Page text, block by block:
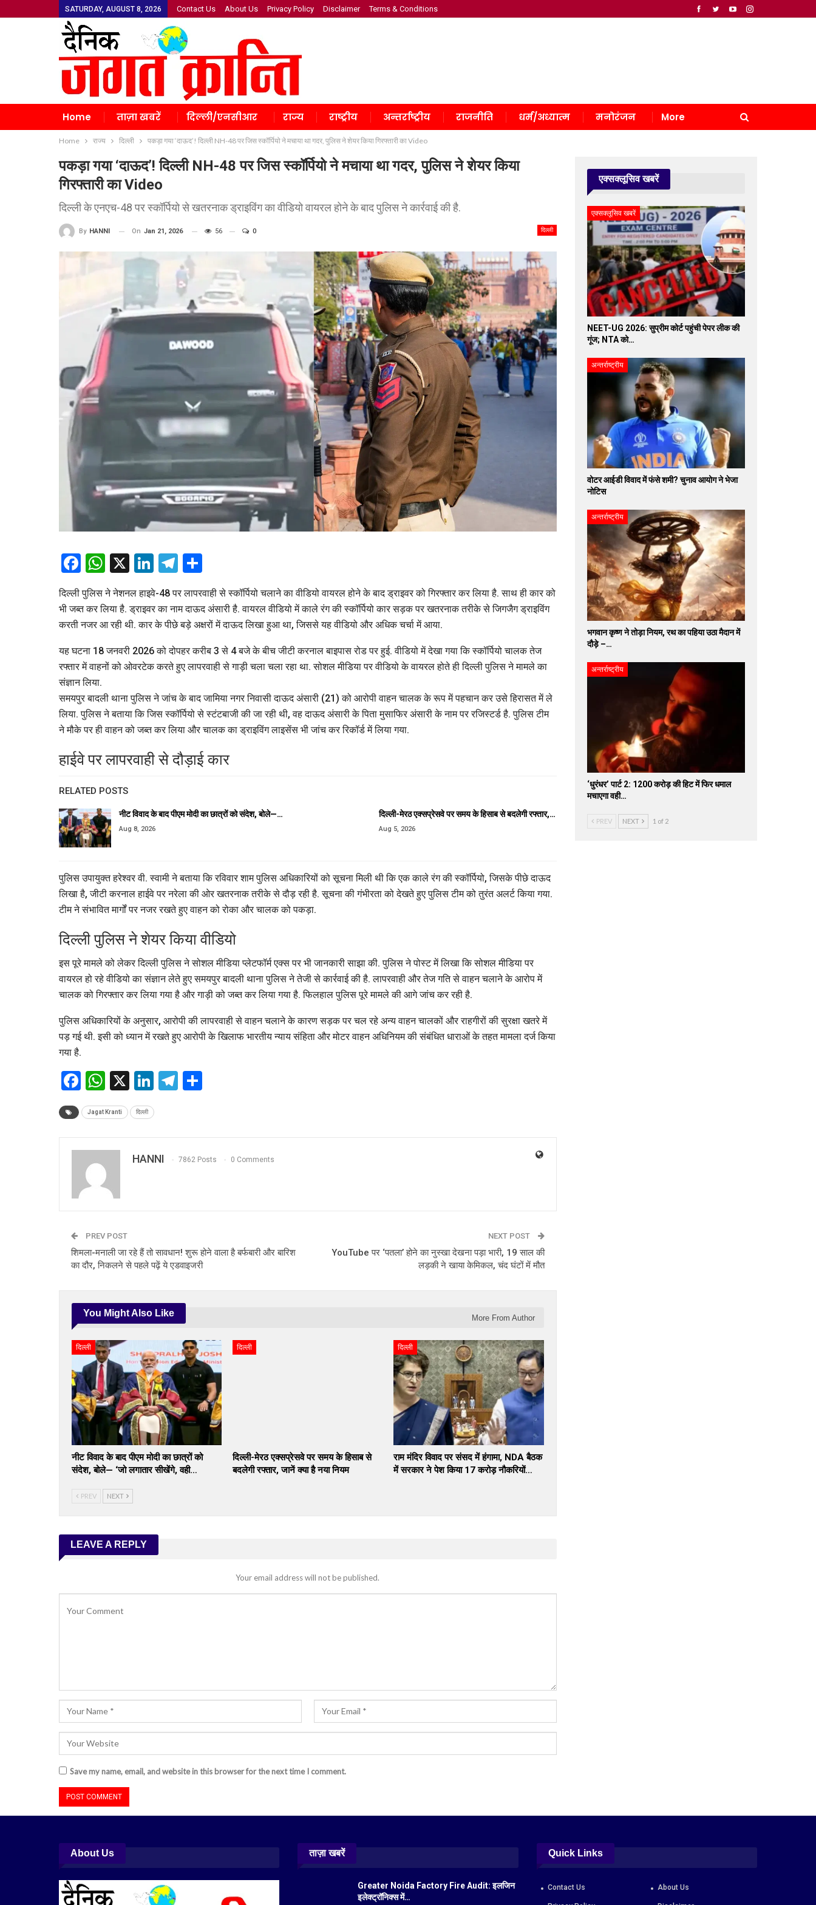
SATURDAY, AUGUST 8, 2026 Contact Us About Us Privacy Policy Disclaimer Terms & Conditions
Home ताज़ा खबरें दिल्ली/एनसीआर राज्य राष्ट्रीय अन्तर्राष्ट्रीय राजनीति धर्म/अध्यात्म मनोरंजन More
Home राज्य दिल्ली पकड़ा गया ‘दाऊद’! दिल्ली NH-48 पर जिस स्कॉर्पियो ने मचाया था गदर, पुलिस ने शेयर किया गिरफ्तारी का Video
पकड़ा गया ‘दाऊद’! दिल्ली NH-48 पर जिस स्कॉर्पियो ने मचाया था गदर, पुलिस ने शेयर किया
गिरफ्तारी का Video
दिल्ली के एनएच-48 पर स्कॉर्पियो से खतरनाक ड्राइविंग का वीडियो वायरल होने के बाद पुलिस ने कार्रवाई की है.
दिल्ली
By HANNI On Jan 21, 2026 56 0
Facebook
WhatsApp
X LinkedIn
Telegram
दिल्ली पुलिस ने नेशनल हाइवे-48 पर लापरवाही से स्कॉर्पियो चलाने का वीडियो वायरल होने के बाद ड्राइवर को गिरफ्तार कर लिया है. साथ ही कार को
भी जब्त कर लिया है. ड्राइवर का नाम दाऊद अंसारी है. वायरल वीडियो में काले रंग की स्कॉर्पियो कार सड़क पर खतरनाक तरीके से जिगजैग ड्राइविंग
करती नजर आ रही थी. कार के पीछे बड़े अक्षरों में दाऊद लिखा हुआ था, जिससे यह वीडियो और अधिक चर्चा में आया.
यह घटना 18 जनवरी 2026 को दोपहर करीब 3 से 4 बजे के बीच जीटी करनाल बाइपास रोड पर हुई. वीडियो में देखा गया कि स्कॉर्पियो चालक तेज
रफ्तार में वाहनों को ओवरटेक करते हुए लापरवाही से गाड़ी चला चला रहा था. सोशल मीडिया पर वीडियो के वायरल होते ही दिल्ली पुलिस ने मामले का
संज्ञान लिया.
समयपुर बादली थाना पुलिस ने जांच के बाद जामिया नगर निवासी दाऊद अंसारी (21) को आरोपी वाहन चालक के रूप में पहचान कर उसे हिरासत में ले
लिया. पुलिस ने बताया कि जिस स्कॉर्पियो से स्टंटबाजी की जा रही थी, वह दाऊद अंसारी के पिता मुसाफिर अंसारी के नाम पर रजिस्टर्ड है. पुलिस टीम
ने मौके पर ही वाहन को जब्त कर लिया और चालक का ड्राइविंग लाइसेंस भी जांच कर रिकॉर्ड में लिया गया.
हाईवे पर लापरवाही से दौड़ाई कार
RELATED POSTS
नीट विवाद के बाद पीएम मोदी का छात्रों को संदेश, बोले—…
Aug 8, 2026
दिल्ली-मेरठ एक्सप्रेसवे पर समय के हिसाब से बदलेगी रफ्तार,…
Aug 5, 2026
पुलिस उपायुक्त हरेश्वर वी. स्वामी ने बताया कि रविवार शाम पुलिस अधिकारियों को सूचना मिली थी कि एक काले रंग की स्कॉर्पियो, जिसके पीछे दाऊद
लिखा है, जीटी करनाल हाईवे पर नरेला की ओर खतरनाक तरीके से दौड़ रही है. सूचना की गंभीरता को देखते हुए पुलिस टीम को तुरंत अलर्ट किया गया.
टीम ने संभावित मार्गों पर नजर रखते हुए वाहन को रोका और चालक को पकड़ा.
दिल्ली पुलिस ने शेयर किया वीडियो
इस पूरे मामले को लेकर दिल्ली पुलिस ने सोशल मीडिया प्लेटफॉर्म एक्स पर भी जानकारी साझा की. पुलिस ने पोस्ट में लिखा कि सोशल मीडिया पर
वायरल हो रहे वीडियो का संज्ञान लेते हुए समयपुर बादली थाना पुलिस ने तेजी से कार्रवाई की है. लापरवाही और तेज गति से वाहन चलाने के आरोप में
चालक को गिरफ्तार कर लिया गया है और गाड़ी को जब्त कर लिया गया है. फिलहाल पुलिस पूरे मामले की आगे जांच कर रही है.
पुलिस अधिकारियों के अनुसार, आरोपी की लापरवाही से वाहन चलाने के कारण सड़क पर चल रहे अन्य वाहन चालकों और राहगीरों की सुरक्षा खतरे में
पड़ गई थी. इसी को ध्यान में रखते हुए आरोपी के खिलाफ भारतीय न्याय संहिता और मोटर वाहन अधिनियम की संबंधित धाराओं के तहत मामला दर्ज किया
गया है.
Facebook
WhatsApp
X LinkedIn
Telegram
Jagat Kranti दिल्ली
HANNI 7862 Posts 0 Comments
PREV POST
शिमला-मनाली जा रहे हैं तो सावधान! शुरू होने वाला है बर्फबारी और बारिश
का दौर, निकलने से पहले पढ़ें ये एडवाइजरी
NEXT POST
YouTube पर ‘पतला’ होने का नुस्खा देखना पड़ा भारी, 19 साल की
लड़की ने खाया केमिकल, चंद घंटों में मौत
You Might Also Like More From Author
दिल्ली
नीट विवाद के बाद पीएम मोदी का छात्रों को
संदेश, बोले— ‘जो लगातार सीखेंगे, वही…
दिल्ली
दिल्ली-मेरठ एक्सप्रेसवे पर समय के हिसाब से
बदलेगी रफ्तार, जानें क्या है नया नियम
दिल्ली
राम मंदिर विवाद पर संसद में हंगामा, NDA बैठक
में सरकार ने पेश किया 17 करोड़ नौकरियों…
PREV NEXT
LEAVE A REPLY
Your email address will not be published.
Save my name, email, and website in this browser for the next time I comment.
एक्सक्लूसिव खबरें
एक्सक्लूसिव खबरें
NEET-UG 2026: सुप्रीम कोर्ट पहुंची पेपर लीक की
गूंज; NTA को…
अन्तर्राष्ट्रीय
वोटर आईडी विवाद में फंसे शमी? चुनाव आयोग ने भेजा
नोटिस
अन्तर्राष्ट्रीय
भगवान कृष्ण ने तोड़ा नियम, रथ का पहिया उठा मैदान में
दौड़े –…
अन्तर्राष्ट्रीय
‘धुरंधर’ पार्ट 2: 1200 करोड़ की हिट में फिर धमाल
मचाएगा वही…
PREV NEXT 1 of 2
About Us ताज़ा खबरें
Greater Noida Factory Fire Audit: इलजिन
इलेक्ट्रॉनिक्स में…
Quick Links
Contact Us About Us